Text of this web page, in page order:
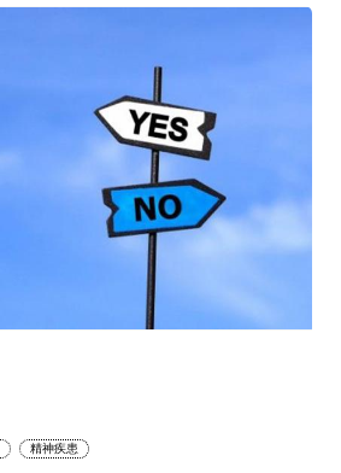
精神疾患